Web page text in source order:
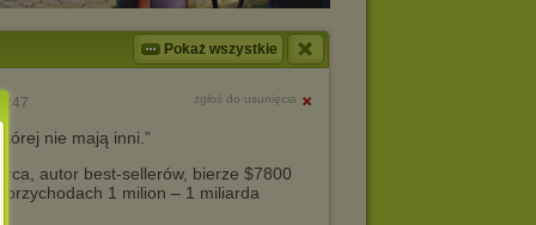
Pokaż wszystkie
zgłoś do usunięcia
nie mają inni.”
autor best-sellerów, bierze $7800
1 milion – 1 miliarda